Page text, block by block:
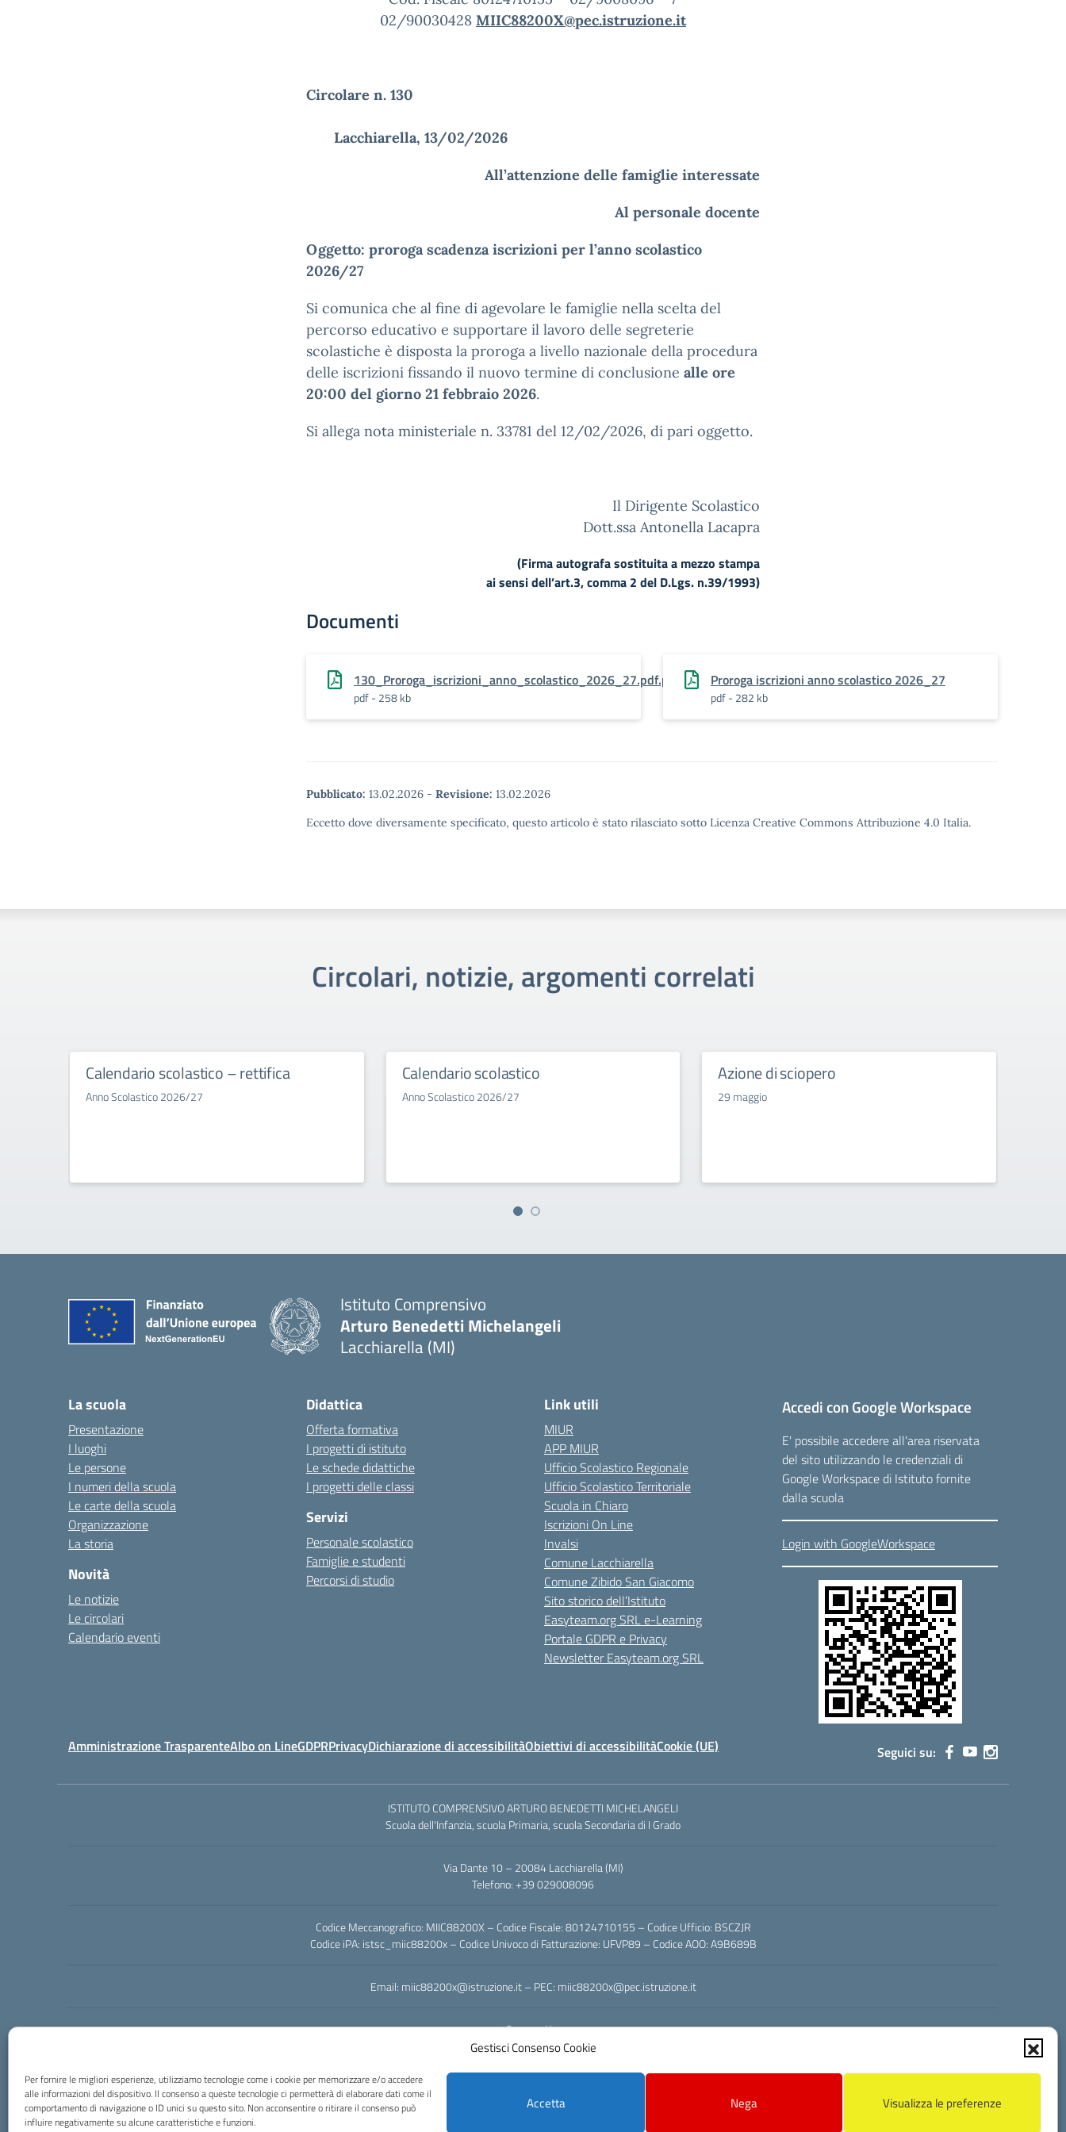
Gestisci Consenso Cookie
Per fornire le migliori esperienze, utilizziamo tecnologie come i cookie per memorizzare e/o accedere
alle informazioni del dispositivo. Il consenso a queste tecnologie ci permetterà di elaborare dati come il
comportamento di navigazione o ID unici su questo sito. Non acconsentire o ritirare il consenso può
influire negativamente su alcune caratteristiche e funzioni.
Accetta Nega Visualizza le preferenze
02/90030428 MIIC88200X@pec.istruzione.it
Circolare n. 130
Lacchiarella, 13/02/2026
All’attenzione delle famiglie interessate
Al personale docente
Oggetto: proroga scadenza iscrizioni per l’anno scolastico
2026/27
Si comunica che al fine di agevolare le famiglie nella scelta del
percorso educativo e supportare il lavoro delle segreterie
scolastiche è disposta la proroga a livello nazionale della procedura
delle iscrizioni fissando il nuovo termine di conclusione alle ore
20:00 del giorno 21 febbraio 2026.
Si allega nota ministeriale n. 33781 del 12/02/2026, di pari oggetto.
Il Dirigente Scolastico
Dott.ssa Antonella Lacapra
(Firma autografa sostituita a mezzo stampa
ai sensi dell’art.3, comma 2 del D.Lgs. n.39/1993)
Documenti
130_Proroga_iscrizioni_anno_scolastico_2026_27.pdf.pades
pdf - 258 kb
Proroga iscrizioni anno scolastico 2026_27
pdf - 282 kb
Pubblicato: 13.02.2026 - Revisione: 13.02.2026
Eccetto dove diversamente specificato, questo articolo è stato rilasciato sotto Licenza Creative Commons Attribuzione 4.0 Italia.
Circolari, notizie, argomenti correlati
Calendario scolastico – rettifica
Anno Scolastico 2026/27
Calendario scolastico
Anno Scolastico 2026/27
Azione di sciopero
29 maggio
Istituto Comprensivo
Arturo Benedetti Michelangeli
Lacchiarella (MI)
La scuola
Presentazione
I luoghi
Le persone
I numeri della scuola
Le carte della scuola
Organizzazione
La storia
Novità
Le notizie
Le circolari
Calendario eventi
Didattica
Offerta formativa
I progetti di istituto
Le schede didattiche
I progetti delle classi
Servizi
Personale scolastico
Famiglie e studenti
Percorsi di studio
Link utili
MIUR
APP MIUR
Ufficio Scolastico Regionale
Ufficio Scolastico Territoriale
Scuola in Chiaro
Iscrizioni On Line
Invalsi
Comune Lacchiarella
Comune Zibido San Giacomo
Sito storico dell’Istituto
Easyteam.org SRL e-Learning
Portale GDPR e Privacy
Newsletter Easyteam.org SRL
Accedi con Google Workspace
E' possibile accedere all'area riservata
del sito utilizzando le credenziali di
Google Workspace di Istituto fornite
dalla scuola
Login with GoogleWorkspace
Amministrazione TrasparenteAlbo on LineGDPRPrivacyDichiarazione di accessibilitàObiettivi di accessibilitàCookie (UE) Seguici su:
ISTITUTO COMPRENSIVO ARTURO BENEDETTI MICHELANGELI
Scuola dell'Infanzia, scuola Primaria, scuola Secondaria di I Grado
Via Dante 10 – 20084 Lacchiarella (MI)
Telefono: +39 029008096
Codice Meccanografico: MIIC88200X – Codice Fiscale: 80124710155 – Codice Ufficio: BSCZJR
Codice iPA: istsc_miic88200x – Codice Univoco di Fatturazione: UFVP89 – Codice AOO: A9B689B
Email: miic88200x@istruzione.it – PEC: miic88200x@pec.istruzione.it
Powered by